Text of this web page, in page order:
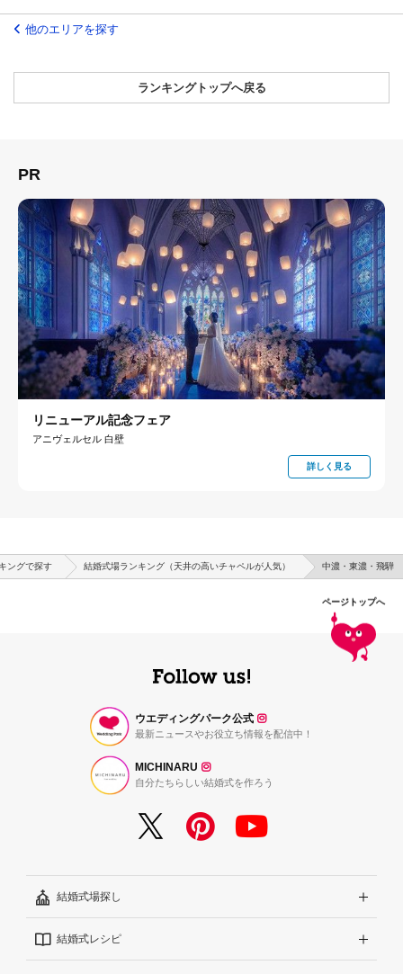
他のエリアを探す
ランキングトップへ戻る
PR
リニューアル記念フェア
アニヴェルセル 白壁
詳しく見る
ングで探す 結婚式場ランキング（天井の高いチャペルが人気） 中濃・東濃・飛騨
ページトップへ
ウエディングパーク公式
最新ニュースやお役立ち情報を配信中！
MICHINARU
自分たちらしい結婚式を作ろう
結婚式場探し
エリアから探す
結婚式レシピ